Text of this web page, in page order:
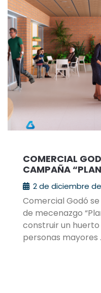
COMERCIAL
CAMPAÑA
2 de diciembre
Comercial Godó
de mecenazgo
construir un
personas mayores